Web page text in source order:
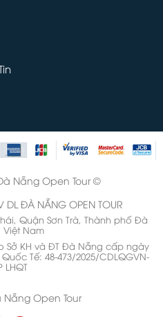
Nẵng Open Tour ©
DL ĐÀ NẴNG OPEN TOUR
Quận Sơn Trà, Thành phố Đà
Việt Nam
Sở KH và ĐT Đà Nẵng cấp ngày
Tế: 48-473/2025/CDLQGVN-
LHQT
Open Tour